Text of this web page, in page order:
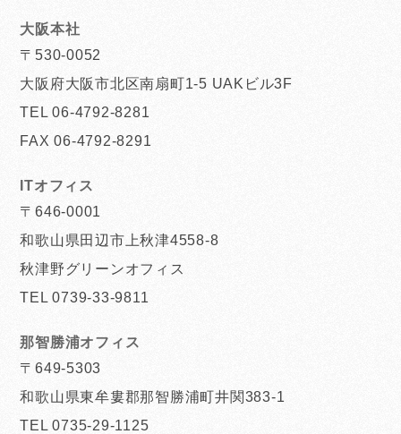
大阪本社
〒530-0052
大阪府大阪市北区南扇町1-5 UAKビル3F
TEL 06-4792-8281
FAX 06-4792-8291
ITオフィス
〒646-0001
和歌山県田辺市上秋津4558-8
秋津野グリーンオフィス
TEL 0739-33-9811
那智勝浦オフィス
〒649-5303
和歌山県東牟婁郡那智勝浦町井関383-1
TEL 0735-29-1125